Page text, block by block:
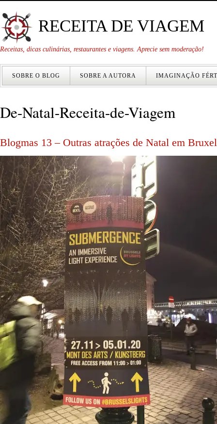
RECEITA DE VIAGEM
Receitas, dicas culinárias, restaurantes e viagens. Aprecie sem moderação!
SOBRE O BLOG SOBRE A AUTORA IMAGINAÇÃO
De-Natal-Receita-de-Viagem
Blogmas 13 – Outras atrações de Natal em